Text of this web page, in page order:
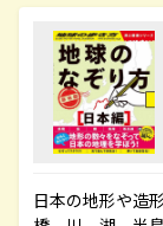
日本の地形や造